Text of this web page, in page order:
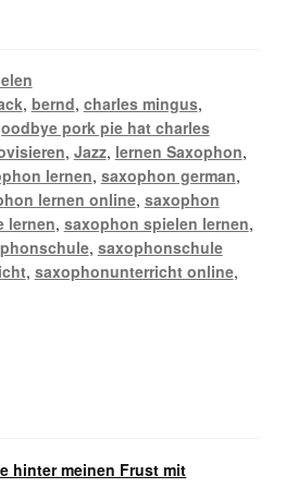
, bernd, charles mingus,
pork pie hat charles
, Jazz, lernen Saxophon,
lernen, saxophon german,
lernen online, saxophon
lernen, saxophon spielen lernen,
, saxophonschule
, saxophonunterricht online,
hinter meinen Frust mit